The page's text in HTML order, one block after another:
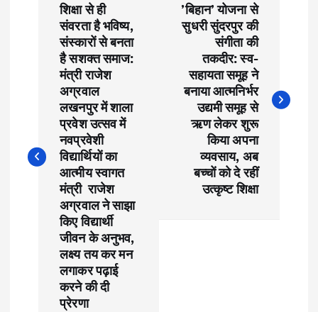
a
शिक्षा से ही
संवरता है भविष्य,
संस्कारों से बनता
है सशक्त समाज:
मंत्री राजेश
अग्रवाल
लखनपुर में शाला
प्रवेश उत्सव में
नवप्रवेशी
विद्यार्थियों का
आत्मीय स्वागत
मंत्री राजेश
अग्रवाल ने साझा
किए विद्यार्थी
जीवन के अनुभव,
लक्ष्य तय कर मन
लगाकर पढ़ाई
करने की दी
प्रेरणा
’बिहान’ योजना से
सुधरी सुंदरपुर की
संगीता की
तकदीर: स्व-
सहायता समूह ने
बनाया आत्मनिर्भर
उद्यमी समूह से
ऋण लेकर शुरू
किया अपना
व्यवसाय, अब
बच्चों को दे रहीं
उत्कृष्ट शिक्षा